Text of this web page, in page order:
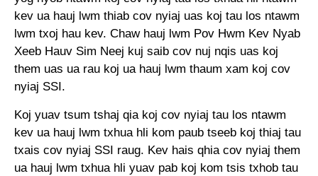
kev ua hauj lwm thiab cov nyiaj uas koj tau los ntawm
lwm txoj hau kev. Chaw hauj lwm Pov Hwm Kev Nyab
Xeeb Hauv Sim Neej kuj saib cov nuj nqis uas koj
them uas ua rau koj ua hauj lwm thaum xam koj cov
nyiaj SSI.
Koj yuav tsum tshaj qia koj cov nyiaj tau los ntawm
kev ua hauj lwm txhua hli kom paub tseeb koj thiaj tau
txais cov nyiaj SSI raug. Kev hais qhia cov nyiaj them
ua hauj lwm txhua hli yuav pab koj kom tsis txhob tau